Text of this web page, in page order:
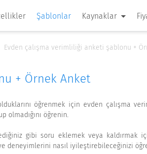
Şablonlar Kaynaklar
Evden çalışma verimliliği anketi şablonu +
+ Örnek Anket
öğrenmek için evden çalışma
olmadığını öğrenin.
gibi soru eklemek veya kaldırmak için
deneyimlerini nasıl iyileştirebileceğinizi